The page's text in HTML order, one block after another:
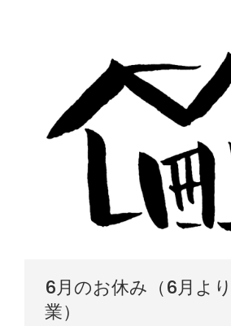
6月のお休み（6月よ
業）